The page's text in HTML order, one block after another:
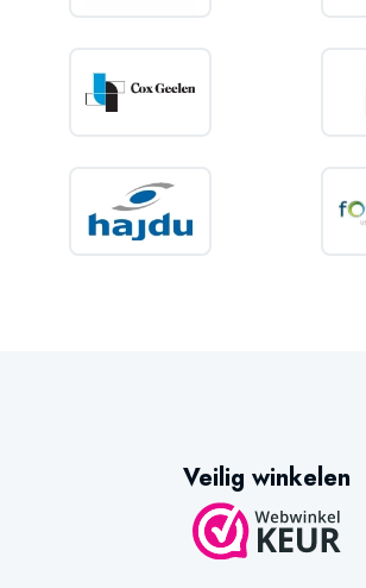
Veilig winkelen